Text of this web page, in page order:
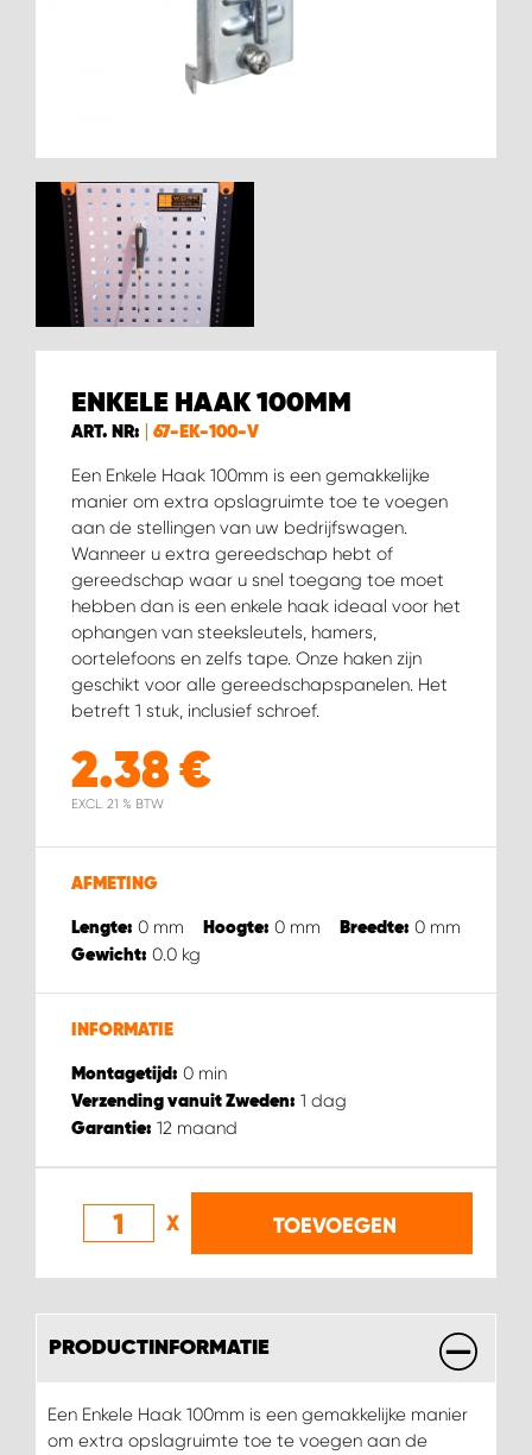
ENKELE HAAK 100MM
ART. NR: 67-EK-100-V
Een Enkele Haak 100mm is een gemakkelijke
manier om extra opslagruimte toe te voegen
aan de stellingen van uw bedrijfswagen.
Wanneer u extra gereedschap hebt of
gereedschap waar u snel toegang toe moet
hebben dan is een enkele haak ideaal voor het
ophangen van steeksleutels, hamers,
oortelefoons en zelfs tape. Onze haken zijn
geschikt voor alle gereedschapspanelen. Het
betreft 1 stuk, inclusief schroef.
2.38 €
EXCL. 21 % BTW
AFMETING
Lengte: 0 mm Hoogte: 0 mm Breedte: 0 mm
Gewicht: 0.0 kg
INFORMATIE
Montagetijd: 0 min
Verzending vanuit Zweden: 1 dag
Garantie: 12 maand
X TOEVOEGEN
PRODUCTINFORMATIE
Een Enkele Haak 100mm is een gemakkelijke manier
om extra opslagruimte toe te voegen aan de
WORK SYSTEM GORREDIJK
WORK SYSTEM GRONINGEN
WORK SYSTEM HARMELEN
WORK SYSTEM HARTWERD
WORK SYSTEM HEERLEN
WORK SYSTEM KOOTWIJKERBROEK
WORK SYSTEM LOPIK AUTOSERVICE BENSCHOP
WORK SYSTEM OOSTERHOUT
WORK SYSTEM REEUWIJK
WORK SYSTEM SIMPELVELD
WORK SYSTEM WILLEMSTAD
WORK SYSTEM ZIERIKZEE